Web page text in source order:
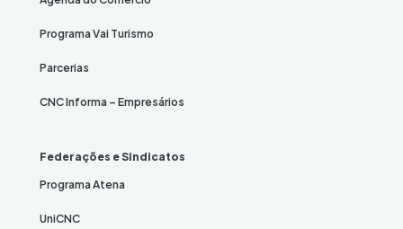
Programa Vai Turismo
Parcerias
CNC Informa – Empresários
Federações e Sindicatos
Programa Atena
UniCNC